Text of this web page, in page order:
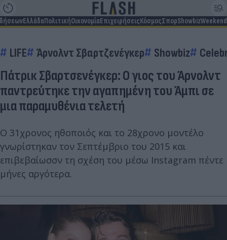
ΕλλάδαΠολιτικήΟικονομίαΕπιχειρήσειςΚόσμοςΣπορShowbizWeekend
LIFE Άρνολντ Σβαρτζενέγκερ Showbiz
Πάτρικ Σβαρτσενέγκερ: Ο γιος του Άρνολντ
παντρεύτηκε την αγαπημένη του Άμπι σε
μια παραμυθένια τελετή
Ο 31χρονος ηθοποιός και το 28χρονο μοντέλο
γνωρίστηκαν τον Σεπτέμβριο του 2015 και
επιβεβαίωσσν τη σχέση του μέσω Instagram πέντε
μήνες αργότερα.